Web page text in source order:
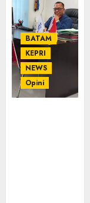
BATAM
KEPRI
NEWS
Opini